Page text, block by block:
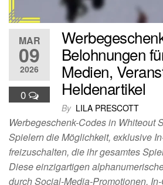
MAR
09
2026
0
Belohnungen
Medien,
Heldenartikel
By LILA PRESCOTT
Werbegeschenk-Codes in Whiteout
Spielern die Möglichkeit, exklusive
freizuschalten, die ihr gesamtes
Diese einzigartigen
durch Social-Media-Promotionen,